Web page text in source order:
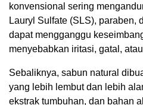
konvensional sering
Lauryl Sulfate (SLS), paraben,
dapat mengganggu
menyebabkan iritasi, gatal,
Sebaliknya, sabun natural
yang lebih lembut dan lebih
ekstrak tumbuhan, dan bahan